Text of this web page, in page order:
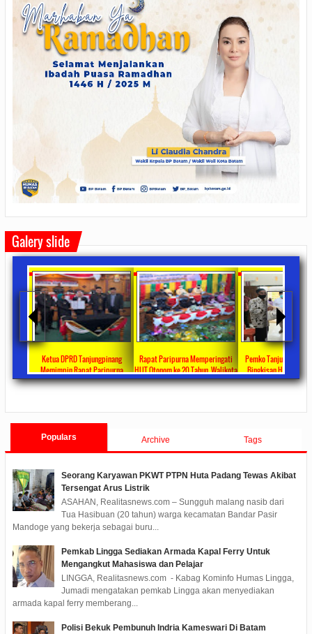
Galery slide
Ketua DPRD Tanjungpinang
Memimpin Rapat Paripurna
Pengesahan Ranperda Perubahan
2022/09/240 Comments
Rapat Paripurna Memperingati
HUT Otonom ke 20 Tahun, Walikota
Rahma Paparkan Capaian
2021/10/180 Comments
Pemko Tanjung
Bingkisan Hari Raya
Untuk Masyarakat
2020/05/110
Populars Archive Tags
Seorang Karyawan PKWT PTPN Huta Padang Tewas Akibat
Tersengat Arus Listrik
ASAHAN, Realitasnews.com – Sungguh malang nasib dari
Tua Hasibuan (20 tahun) warga kecamatan Bandar Pasir
Mandoge yang bekerja sebagai buru...
Pemkab Lingga Sediakan Armada Kapal Ferry Untuk
Mengangkut Mahasiswa dan Pelajar
LINGGA, Realitasnews.com - Kabag Kominfo Humas Lingga,
Jumadi mengatakan pemkab Lingga akan menyediakan
armada kapal ferry memberang...
Polisi Bekuk Pembunuh Indria Kameswari Di Batam